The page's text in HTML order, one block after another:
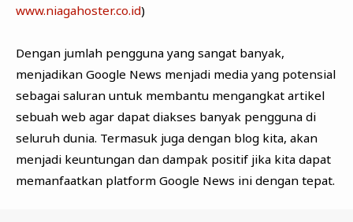
www.niagahoster.co.id)
Dengan jumlah pengguna yang sangat banyak,
menjadikan Google News menjadi media yang potensial
sebagai saluran untuk membantu mengangkat artikel
sebuah web agar dapat diakses banyak pengguna di
seluruh dunia. Termasuk juga dengan blog kita, akan
menjadi keuntungan dan dampak positif jika kita dapat
memanfaatkan platform Google News ini dengan tepat.